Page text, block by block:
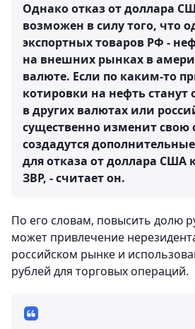
Однако отказ от доллара
возможен в силу того, что
экспортных товаров РФ -
на внешних рынках в
валюте. Если по каким-то
котировки на нефть станут
в других валютах или
существенно изменит свою
создадутся
для отказа от доллара США
ЗВР, - считает он.
По его словам, повысить долю
может привлечение
российском рынке и
рублей для торговых операций.